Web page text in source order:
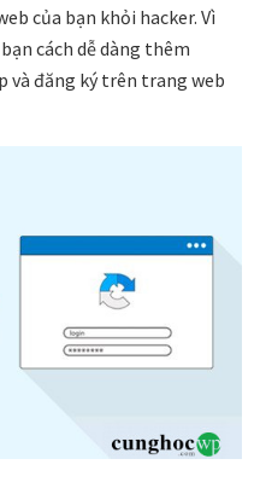
của bạn khỏi hacker. Vì
cách dễ dàng thêm
và đăng ký trên trang web